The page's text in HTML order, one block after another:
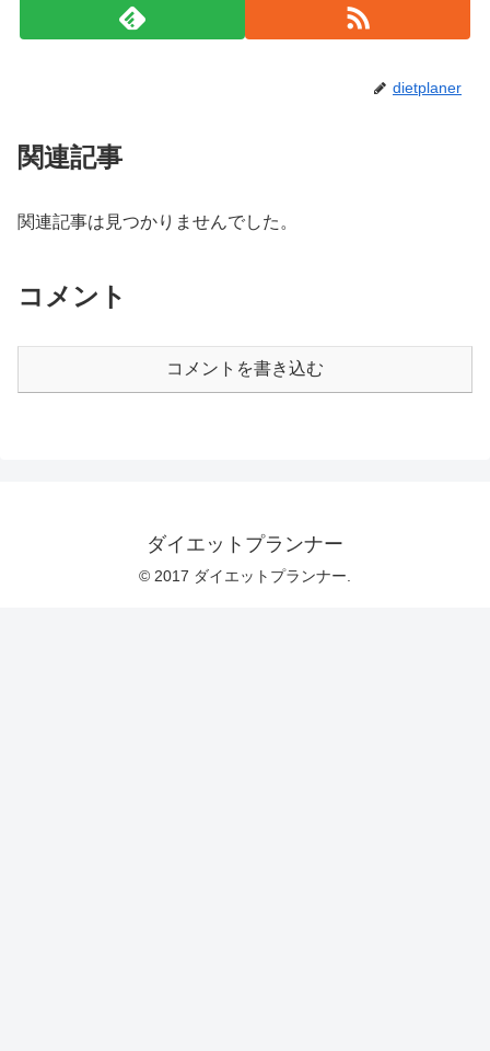
dietplaner
関連記事
関連記事は見つかりませんでした。
コメント
コメントを書き込む
ダイエットプランナー
© 2017 ダイエットプランナー.